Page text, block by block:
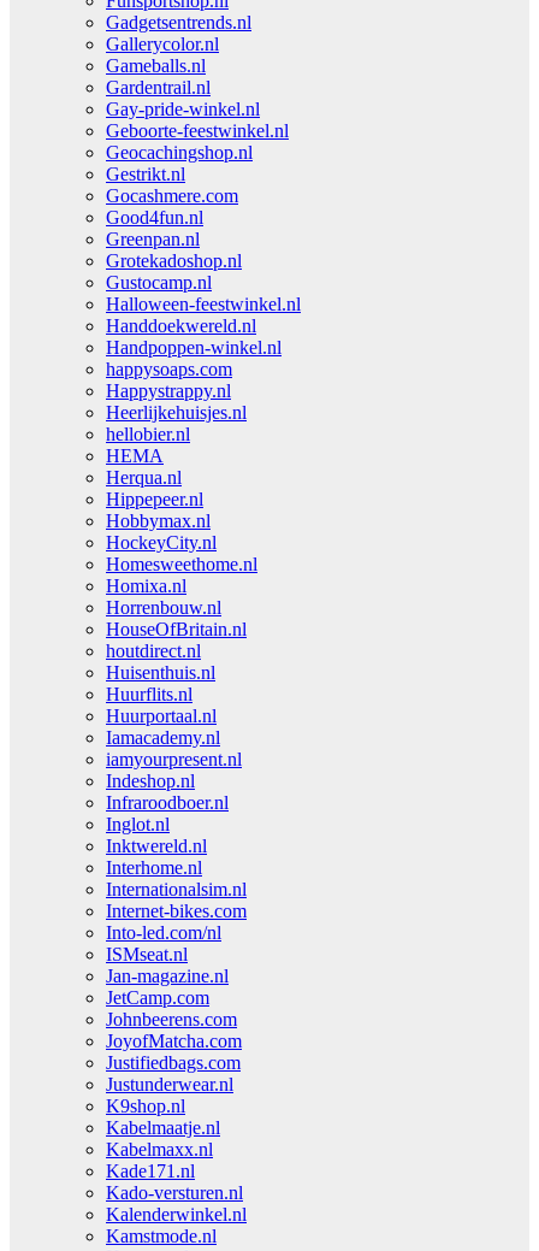
Gadgetsentrends.nl
Gallerycolor.nl
Gameballs.nl
Gardentrail.nl
Gay-pride-winkel.nl
Geboorte-feestwinkel.nl
Geocachingshop.nl
Gestrikt.nl
Gocashmere.com
Good4fun.nl
Greenpan.nl
Grotekadoshop.nl
Gustocamp.nl
Halloween-feestwinkel.nl
Handdoekwereld.nl
Handpoppen-winkel.nl
happysoaps.com
Happystrappy.nl
Heerlijkehuisjes.nl
hellobier.nl
HEMA
Herqua.nl
Hippepeer.nl
Hobbymax.nl
HockeyCity.nl
Homesweethome.nl
Homixa.nl
Horrenbouw.nl
HouseOfBritain.nl
houtdirect.nl
Huisenthuis.nl
Huurflits.nl
Huurportaal.nl
Iamacademy.nl
iamyourpresent.nl
Indeshop.nl
Infraroodboer.nl
Inglot.nl
Inktwereld.nl
Interhome.nl
Internationalsim.nl
Internet-bikes.com
Into-led.com/nl
ISMseat.nl
Jan-magazine.nl
JetCamp.com
Johnbeerens.com
JoyofMatcha.com
Justifiedbags.com
Justunderwear.nl
K9shop.nl
Kabelmaatje.nl
Kabelmaxx.nl
Kade171.nl
Kado-versturen.nl
Kalenderwinkel.nl
Kamstmode.nl